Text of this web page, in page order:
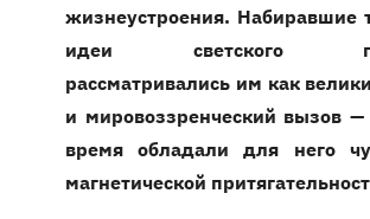
жизнеустроения. Набиравшие
идеи светского
рассматривались им как
и мировоззренческий вызов
время обладали для него
магнетической